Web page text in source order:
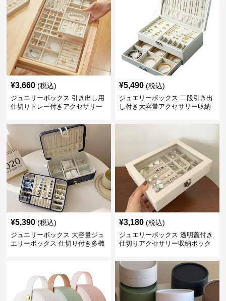
¥3,660 (税込)
ジュエリーボックス 引き出し用
仕切りトレー付きアクセサリー
¥5,490 (税込)
ジュエリーボックス 二段引き出
し付き大容量アクセサリー収納
¥5,390 (税込)
ジュエリーボックス 大容量ジュ
エリーボックス 仕切り付き多機
¥3,180 (税込)
ジュエリーボックス 透明蓋付き
仕切りアクセサリー収納ボック